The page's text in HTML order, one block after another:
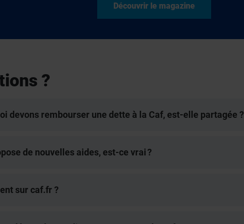
Découvrir le magazine
?
devons rembourser une dette à la Caf, est-elle partagée ?
de nouvelles aides, est-ce vrai ?
sur caf.fr ?